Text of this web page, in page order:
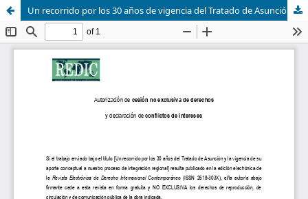
Un recorrido por los 30 años de vigencia del Tratado de Asunción y su reflejo en la construcción del proceso de integración regional del Mercosur